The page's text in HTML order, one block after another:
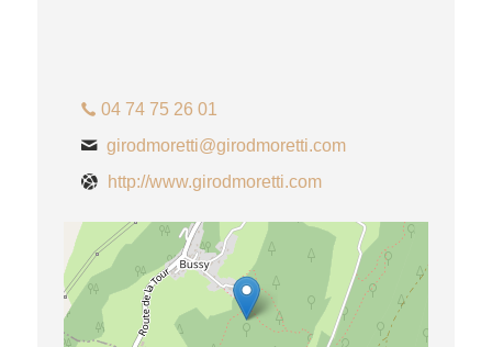
04 74 75 26 01
girodmoretti@girodmoretti.com
http://www.girodmoretti.com